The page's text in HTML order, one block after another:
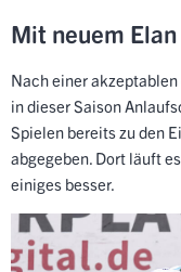
Mit neuem
Nach einer
in dieser Saison
Spielen bereits zu den
abgegeben. Dort läuft
einiges besser.